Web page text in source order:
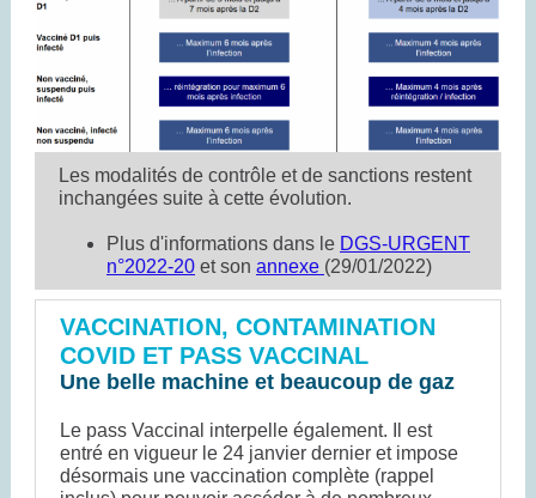
Les modalités de contrôle et de sanctions restent
inchangées suite à cette évolution.
Plus d'informations dans le DGS-URGENT
n°2022-20 et son annexe (29/01/2022)
VACCINATION, CONTAMINATION
COVID ET PASS VACCINAL
Une belle machine et beaucoup de gaz
Le pass Vaccinal interpelle également. Il est
entré en vigueur le 24 janvier dernier et impose
désormais une vaccination complète (rappel